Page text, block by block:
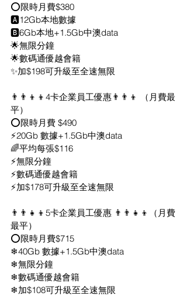
⭕限時月費$380
🅰️12Gb本地數據
🅱️6Gb本地+1.5Gb中澳data
🌟無限分鐘
🌟數碼通優越會籍
✨加$198可升級至全速無限
👨‍👨‍👦‍👦4卡企業員工優惠👨‍👨‍👦‍ （月費最
平）
⭕限時月費 $490
⚡20Gb 數據+1.5Gb中澳data
🌈平均每張$116
⚡無限分鐘
⚡數碼通優越會籍
⚡加$178可升級至全速無限
👨‍👨‍👧‍👦5卡企業員工優惠 👨‍👨‍👧‍👦（月費
最平）
⭕限時月費$715
❄40Gb 數據+1.5Gb中澳data
❄無限分鐘
❄數碼通優越會籍
❄加$108可升級至全速無限